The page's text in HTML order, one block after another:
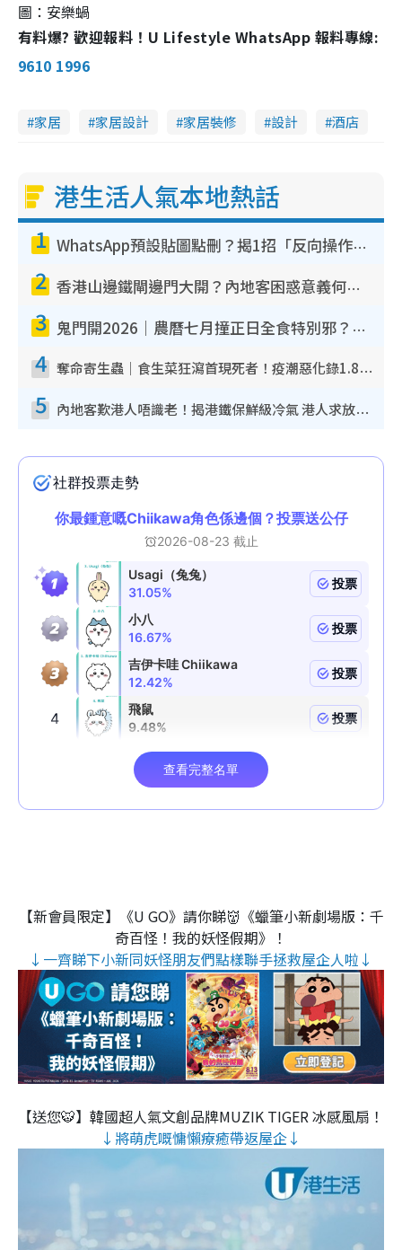
圖：安樂蝸
有料爆? 歡迎報料！U Lifestyle WhatsApp 報料專線:
9610 1996
家居 家居設計 家居裝修 設計 酒店
港生活人氣本地熱話
1 WhatsApp預設貼圖點刪？揭1招「反向操作」還原簡潔介面 附3步實測教學
2 香港山邊鐵閘邊門大開？內地客困惑意義何在！網民神回覆：呢種叫法理性防禦
3 鬼門開2026｜農曆七月撞正日全食特別邪？專家警告切忌做一事！揭4大禁忌+2招保平安
4 奪命寄生蟲｜食生菜狂瀉首現死者！疫潮惡化錄1.8萬宗病例 揭洗菜3大謬誤
5 內地客歎港人唔識老！揭港鐵保鮮級冷氣 港人求放過：咪投訴
【新會員限定】《U GO》請你睇👹《蠟筆小新劇場版：千
奇百怪！我的妖怪假期》！
↓一齊睇下小新同妖怪朋友們點樣聯手拯救屋企人啦↓
【送您🐯】韓國超人氣文創品牌MUZIK TIGER 冰感風扇！
↓將萌虎嘅慵懶療癒帶返屋企↓